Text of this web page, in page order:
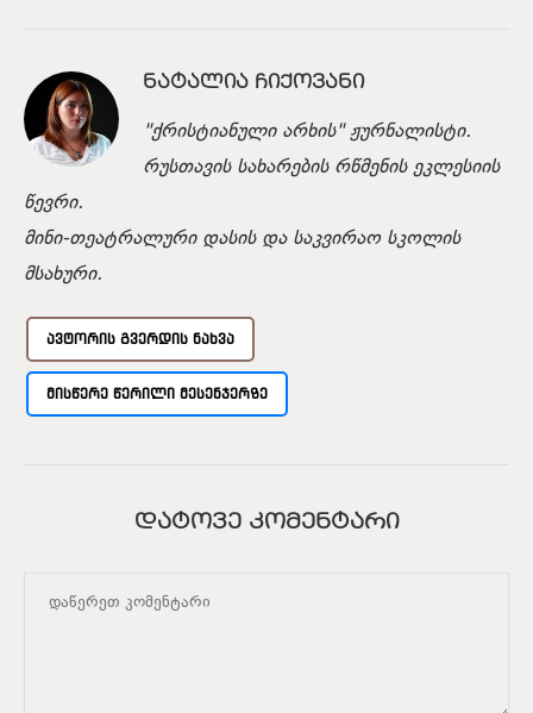
ᲜᲐᲢᲐᲚᲘᲐ ᲩᲘᲥᲝᲕᲐᲜᲘ
"ქრისტიანული არხის" ჟურნალისტი.
რუსთავის სახარების რწმენის ეკლესიის
წევრი.
მინი-თეატრალური დასის და საკვირაო სკოლის
მსახური.
ᲐᲕᲢᲝᲠᲘᲡ ᲒᲕᲔᲠᲓᲘᲡ ᲜᲐᲮᲕᲐ
ᲛᲘᲡᲬᲔᲠᲔ ᲬᲔᲠᲘᲚᲘ ᲛᲔᲡᲔᲜᲯᲔᲠᲖᲔ
ᲓᲐᲢᲝᲕᲔ ᲙᲝᲛᲔᲜᲢᲐᲠᲘ